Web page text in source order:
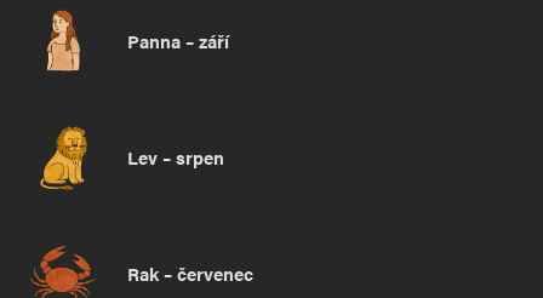
Panna – září
Lev – srpen
Rak – červenec